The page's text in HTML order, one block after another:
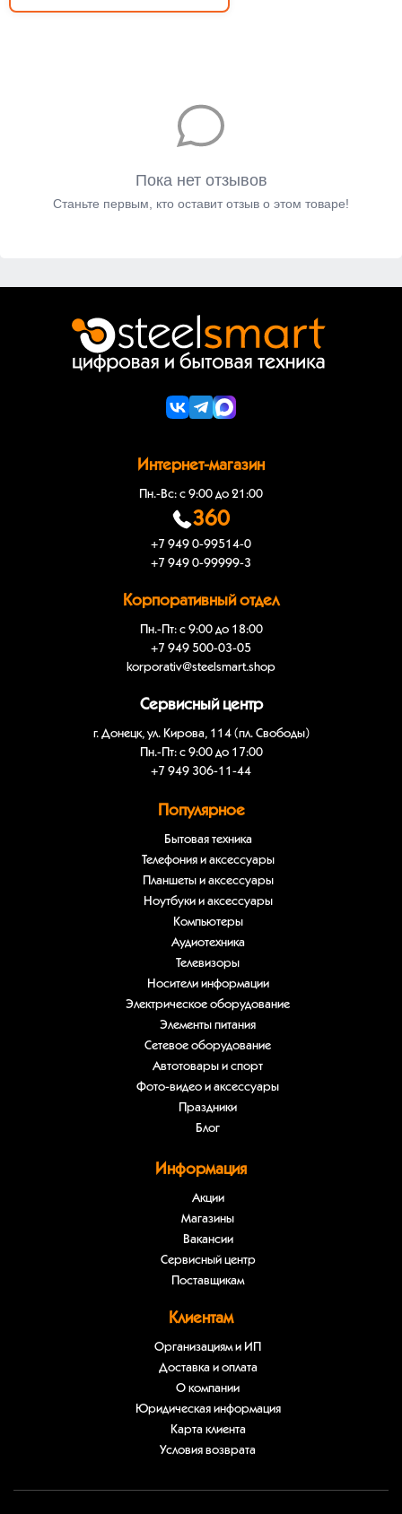
Пока нет отзывов
Станьте первым, кто оставит отзыв о этом товаре!
Интернет-магазин
Пн.-Вс: с 9:00 до 21:00
360
+7 949 0-99514-0
+7 949 0-99999-3
Корпоративный отдел
Пн.-Пт: с 9:00 до 18:00
+7 949 500-03-05
korporativ@steelsmart.shop
Сервисный центр
г. Донецк, ул. Кирова, 114 (пл. Свободы)
Пн.-Пт: с 9:00 до 17:00
+7 949 306-11-44
Популярное
Бытовая техника
Телефония и аксессуары
Планшеты и аксессуары
Ноутбуки и аксессуары
Компьютеры
Аудиотехника
Телевизоры
Носители информации
Электрическое оборудование
Элементы питания
Сетевое оборудование
Автотовары и спорт
Фото-видео и аксессуары
Праздники
Блог
Информация
Акции
Магазины
Вакансии
Сервисный центр
Поставщикам
Клиентам
Организациям и ИП
Доставка и оплата
О компании
Юридическая информация
Карта клиента
Условия возврата